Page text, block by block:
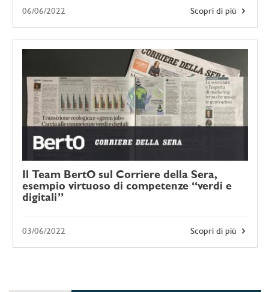
Scopri di più
06/06/2022
Il Team BertO sul Corriere della Sera,
esempio virtuoso di competenze “verdi e
digitali”
Scopri di più
03/06/2022